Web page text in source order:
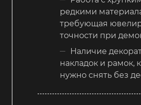
редкими
требующая
точности при
Наличие
накладок и рамок,
нужно снять без